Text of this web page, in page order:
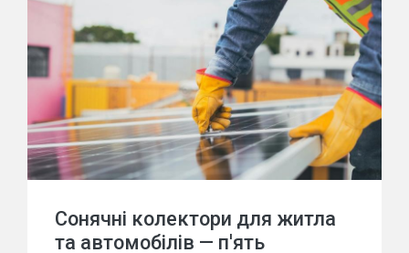
Сонячні колектори для житла
та автомобілів — п'ять